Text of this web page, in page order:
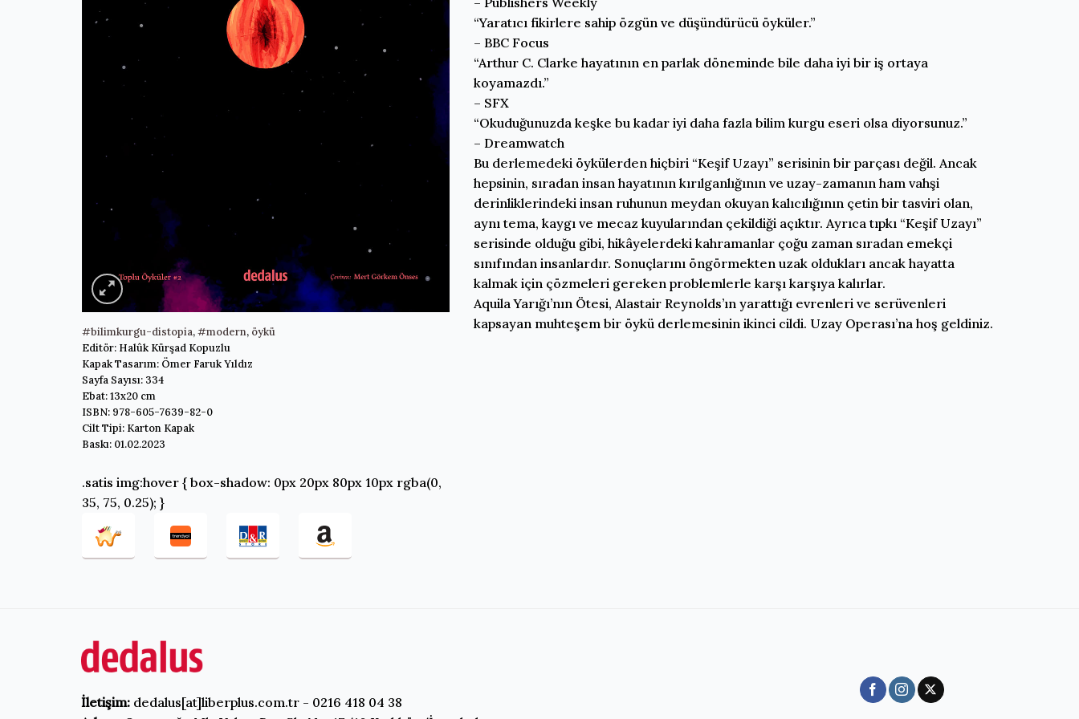
#bilimkurgu-distopia,#modern, öykü
Editör: Halûk Kürşad Kopuzlu
Kapak Tasarım: Ömer Faruk Yıldız
Sayfa Sayısı: 334
Ebat: 13x20 cm
ISBN: 978-605-7639-82-0
Cilt Tipi: Karton Kapak
Baskı: 01.02.2023
.satis img:hover { box-shadow: 0px 20px 80px 10px rgba(0,
35, 75, 0.25); }
“Yaratıcı fikirlere sahip özgün ve düşündürücü öyküler.”
– BBC Focus
“Arthur C. Clarke hayatının en parlak döneminde bile daha iyi bir iş ortaya
koyamazdı.”
– SFX
“Okuduğunuzda keşke bu kadar iyi daha fazla bilim kurgu eseri olsa diyorsunuz.”
– Dreamwatch
Bu derlemedeki öykülerden hiçbiri “Keşif Uzayı” serisinin bir parçası değil. Ancak
hepsinin, sıradan insan hayatının kırılganlığının ve uzay-zamanın ham vahşi
derinliklerindeki insan ruhunun meydan okuyan kalıcılığının çetin bir tasviri olan,
aynı tema, kaygı ve mecaz kuyularından çekildiği açıktır. Ayrıca tıpkı “Keşif Uzayı”
serisinde olduğu gibi, hikâyelerdeki kahramanlar çoğu zaman sıradan emekçi
sınıfından insanlardır. Sonuçlarını öngörmekten uzak oldukları ancak hayatta
kalmak için çözmeleri gereken problemlerle karşı karşıya kalırlar.
Aquila Yarığı’nın Ötesi, Alastair Reynolds’ın yarattığı evrenleri ve serüvenleri
kapsayan muhteşem bir öykü derlemesinin ikinci cildi. Uzay Operası’na hoş geldiniz.
İletişim:dedalus[at]liberplus.com.tr - 0216 418 04 38